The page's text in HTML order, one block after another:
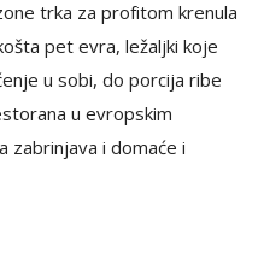
trka za profitom krenula
pet evra, ležaljki koje
u sobi, do porcija ribe
u evropskim
zabrinjava i domaće i